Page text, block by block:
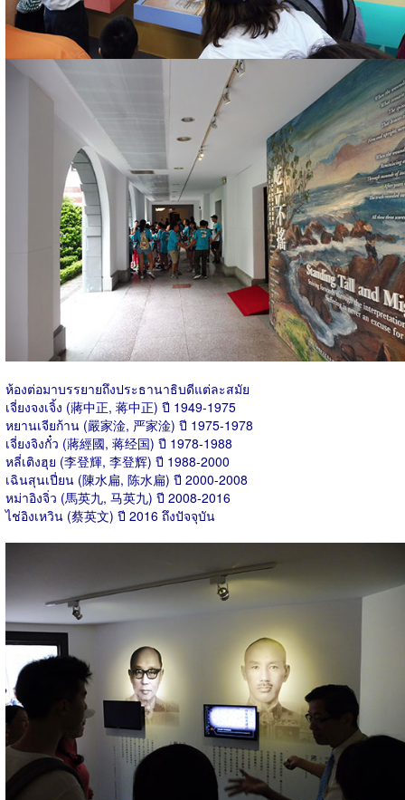
ห้องต่อมาบรรยายถึงประธานาธิบดีแต่ละสมัย
เจี่ยงจงเจิ้ง (蔣中正, 蒋中正) ปี 1949-1975
หยานเจียก้าน (嚴家淦, 严家淦) ปี 1975-1978
เจี่ยงจิงกั๋ว (蔣經國, 蒋经国) ปี 1978-1988
หลี่เติงฮุย (李登輝, 李登辉) ปี 1988-2000
เฉินสุนเปี่ยน (陳水扁, 陈水扁) ปี 2000-2008
หม่าอิงจิ่ว (馬英九, 马英九) ปี 2008-2016
ไช่อิงเหวิน (蔡英文) ปี 2016 ถึงปัจจุบัน